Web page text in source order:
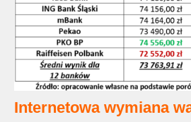
Internetowa wymiana